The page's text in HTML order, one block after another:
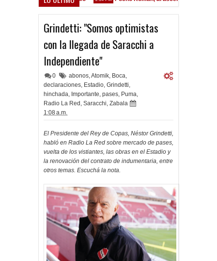
Grindetti: "Somos optimistas
con la llegada de Saracchi a
Independiente"
0 abonos,Atomik, Boca,
declaraciones, Estadio, Grindetti,
hinchada, Importante, pases, Puma,
Radio La Red , Saracchi, Zabala
1:08 a.m.
El Presidente del Rey de Copas, Néstor Grindetti,
habló en Radio La Red sobre mercado de pases,
vuelta de los vistiantes, las obras en el Estadio y
la renovación del contrato de indumentaria, entre
otros temas. Escuchá la nota.